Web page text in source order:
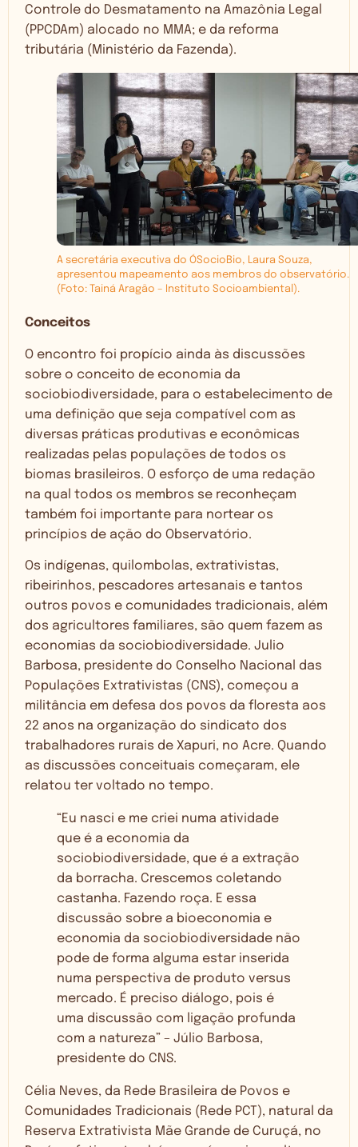
Controle do Desmatamento na Amazônia Legal
(PPCDAm) alocado no MMA; e da reforma
tributária (Ministério da Fazenda).
A secretária executiva do ÓSocioBio, Laura Souza,
apresentou mapeamento aos membros do observatório.
(Foto: Tainá Aragão – Instituto Socioambiental).
Conceitos
O encontro foi propício ainda às discussões
sobre o conceito de economia da
sociobiodiversidade, para o estabelecimento de
uma definição que seja compatível com as
diversas práticas produtivas e econômicas
realizadas pelas populações de todos os
biomas brasileiros. O esforço de uma redação
na qual todos os membros se reconheçam
também foi importante para nortear os
princípios de ação do Observatório.
Os indígenas, quilombolas, extrativistas,
ribeirinhos, pescadores artesanais e tantos
outros povos e comunidades tradicionais, além
dos agricultores familiares, são quem fazem as
economias da sociobiodiversidade. Julio
Barbosa, presidente do Conselho Nacional das
Populações Extrativistas (CNS), começou a
militância em defesa dos povos da floresta aos
22 anos na organização do sindicato dos
trabalhadores rurais de Xapuri, no Acre. Quando
as discussões conceituais começaram, ele
relatou ter voltado no tempo.
“Eu nasci e me criei numa atividade
que é a economia da
sociobiodiversidade, que é a extração
da borracha. Crescemos coletando
castanha. Fazendo roça. E essa
discussão sobre a bioeconomia e
economia da sociobiodiversidade não
pode de forma alguma estar inserida
numa perspectiva de produto versus
mercado. É preciso diálogo, pois é
uma discussão com ligação profunda
com a natureza” – Júlio Barbosa,
presidente do CNS.
Célia Neves, da Rede Brasileira de Povos e
Comunidades Tradicionais (Rede PCT), natural da
Reserva Extrativista Mãe Grande de Curuçá, no